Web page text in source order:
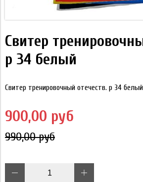
Свитер
р 34 белый
Свитер тренировочный отечеств. р 34 белый
900,00 руб
990,00 руб